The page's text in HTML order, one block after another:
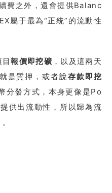
費之外，還會提供Balanc
屬于最為“正統”的流動性
目報價即挖礦 ，以及這兩天
是質押，或者說存款即挖
分發方式，本身更像是Po
供出流動性，所以歸為流